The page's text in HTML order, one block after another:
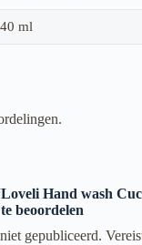
ml
Hand wash
beoordelen
gepubliceerd.